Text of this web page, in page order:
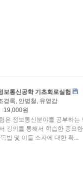
보통신공학 기초회로실험
경록, 안병철, 유영갑
19,000원
전공실험으로 목적은 회로이론
의를 통해서 학습한 중요한 정리와 결
법 및 이들 소자에 대한 확...